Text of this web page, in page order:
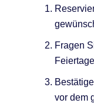
Fragen
vor dem